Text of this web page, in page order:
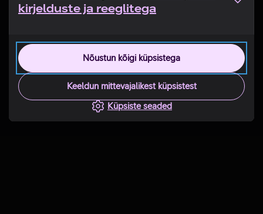
kirjelduste ja reeglitega
Nõustun kõigi küpsistega
Keeldun mittevajalikest küpsistest
Küpsiste seaded